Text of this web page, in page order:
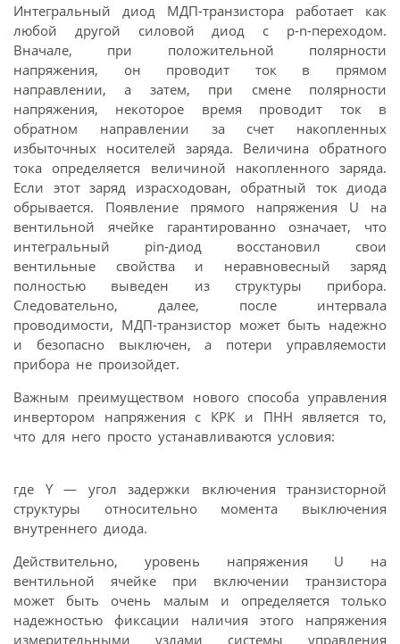
Интегральный диод МДП-транзистора работает как
любой другой силовой диод с p-n-переходом.
Вначале, при положительной полярности
напряжения, он проводит ток в прямом
направлении, а затем, при смене полярности
напряжения, некоторое время проводит ток в
обратном направлении за счет накопленных
избыточных носителей заряда. Величина обратного
тока определяется величиной накопленного заряда.
Если этот заряд израсходован, обратный ток диода
обрывается. Появление прямого напряжения U на
вентильной ячейке гарантированно означает, что
интегральный pin-диод восстановил свои
вентильные свойства и неравновесный заряд
полностью выведен из структуры прибора.
Следовательно, далее, после интервала
проводимости, МДП-транзистор может быть надежно
и безопасно выключен, а потери управляемости
прибора не произойдет.
Важным преимуществом нового способа управления
инвертором напряжения с КРК и ПНН является то,
что для него просто устанавливаются условия:
где ϒ — угол задержки включения транзисторной
структуры относительно момента выключения
внутреннего диода.
Действительно, уровень напряжения U на
вентильной ячейке при включении транзистора
может быть очень малым и определяется только
надежностью фиксации наличия этого напряжения
измерительными узлами системы управления